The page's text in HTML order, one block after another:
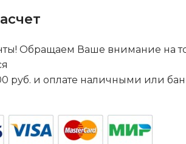
Обращаем Ваше внимание на
руб. и оплате наличными или